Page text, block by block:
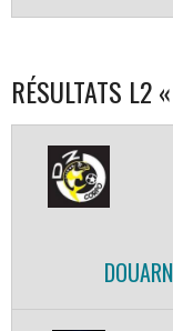
RÉSULTATS L2